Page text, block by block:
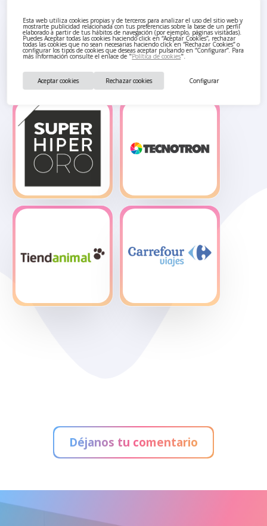
Esta web utiliza cookies propias y de terceros para analizar el uso del sitio web y
mostrarte publicidad relacionada con tus preferencias sobre la base de un perfil
elaborado a partir de tus hábitos de navegación (por ejemplo, páginas visitadas).
Puedes Aceptar todas las cookies haciendo click en “Aceptar Cookies”, rechazar
todas las cookies que no sean necesarias haciendo click en “Rechazar Cookies” o
configurar los tipos de cookies que deseas aceptar pulsando en “Configurar”. Para
más información consulte el enlace de "Política de cookies".
Configurar
Rechazar cookies
Aceptar cookies
Popeye’s S&C Original
So Pretty,
mimos y
cuidados
Parques
Infantiles
Oro
Tecnotron –
Fotomaton
Déjanos tu comentario